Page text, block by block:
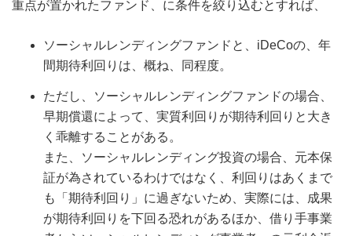
重点が置かれたファンド、に条件を絞り込むとすれば、
ソーシャルレンディングファンドと、iDeCoの、年
間期待利回りは、概ね、同程度。
ただし、ソーシャルレンディングファンドの場合、
早期償還によって、実質利回りが期待利回りと大き
く乖離することがある。
また、ソーシャルレンディング投資の場合、元本保
証が為されているわけではなく、利回りはあくまで
も「期待利回り」に過ぎないため、実際には、成果
が期待利回りを下回る恐れがあるほか、借り手事業